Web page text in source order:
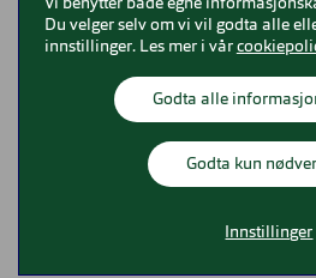
Hos Brilleland finner du et
kvalitet til en god pris. Her ser
nærmeste Brilleland-butikk
372 produkter
Vi benytter både egne
Du velger selv om vi vil godta alle
innstillinger. Les mer i vår
Godta alle
Godta kun
Innstillinger